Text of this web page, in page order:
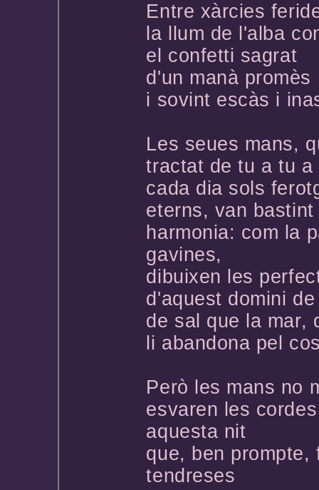
Entre xàrcies
la llum de l'alba
el confetti sagrat
d'un manà promès
i sovint escàs i
Les seues mans,
tractat de tu a tu a
cada dia sols
eterns, van
harmonia: com la
gavines,
dibuixen les
d'aquest domini
de sal que la mar,
li abandona pel
Però les mans no
esvaren les
aquesta nit
que, ben prompte,
tendreses